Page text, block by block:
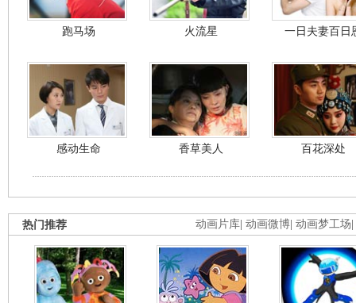
跑马场 火流星 一日夫妻百日
感动生命 香草美人 百花深处
动画片库 动画微博 动画梦工场
热门推荐